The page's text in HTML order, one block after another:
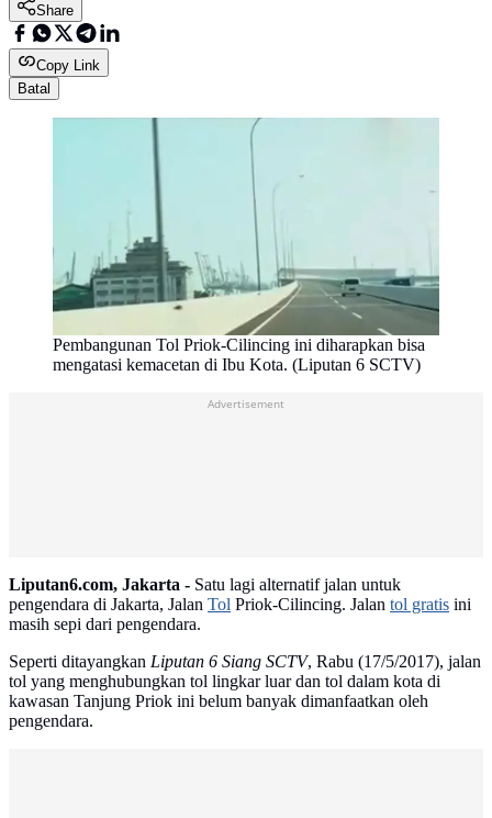
Share
Copy Link
Batal
Pembangunan Tol Priok-Cilincing ini diharapkan bisa
mengatasi kemacetan di Ibu Kota. (Liputan 6 SCTV)
Advertisement
Liputan6.com, Jakarta - Satu lagi alternatif jalan untuk
pengendara di Jakarta, Jalan Tol Priok-Cilincing. Jalan tol gratis ini
masih sepi dari pengendara.
Seperti ditayangkan Liputan 6 Siang SCTV, Rabu (17/5/2017), jalan
tol yang menghubungkan tol lingkar luar dan tol dalam kota di
kawasan Tanjung Priok ini belum banyak dimanfaatkan oleh
pengendara.